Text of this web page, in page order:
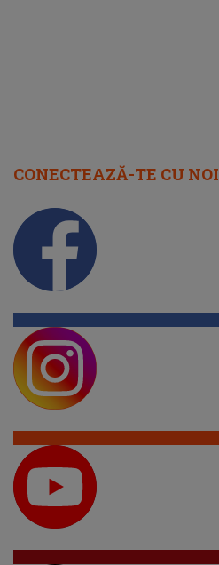
CONECTEAZĂ-TE CU NOI